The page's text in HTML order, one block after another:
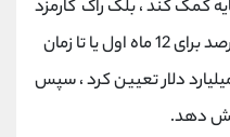
کمک کند ، بلک راک کارمزد
خود را برای iShare ETF نیز 0.12 درصد برای 12 ماه اول یا تا زمان
دارایی های تحت مدیریت 5 میلیارد دلار تعیین کرد ، سپس